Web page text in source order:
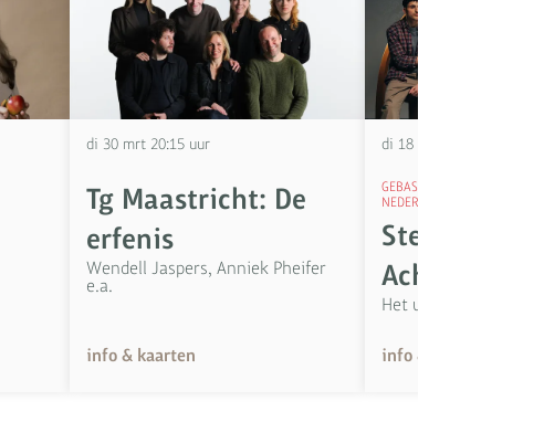
Tg Maastricht: De
erfenis
Wendell Jaspers, Anniek Pheifer
e.a.
di 30 mrt 20:15 uur
info & kaarten
Stefan de
Achraf
Het uur van de
GEBASEERD OP EEN
NEDERLANDS VERHAAL
di 18 mei
info & kaarten